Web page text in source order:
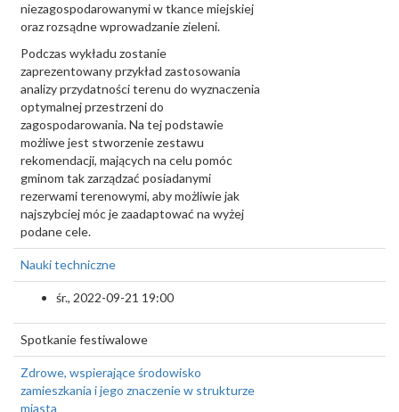
niezagospodarowanymi w tkance miejskiej
oraz rozsądne wprowadzanie zieleni.
Podczas wykładu zostanie
zaprezentowany przykład zastosowania
analizy przydatności terenu do wyznaczenia
optymalnej przestrzeni do
zagospodarowania. Na tej podstawie
możliwe jest stworzenie zestawu
rekomendacji, mających na celu pomóc
gminom tak zarządzać posiadanymi
rezerwami terenowymi, aby możliwie jak
najszybciej móc je zaadaptować na wyżej
podane cele.
Nauki techniczne
śr., 2022-09-21 19:00
Spotkanie festiwalowe
Zdrowe, wspierające środowisko
zamieszkania i jego znaczenie w strukturze
miasta